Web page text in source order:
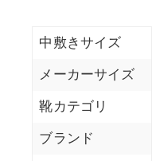
中敷きサイズ
メーカーサイズ
靴カテゴリ
ブランド